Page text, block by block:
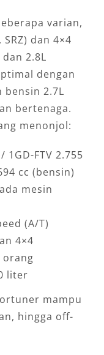
varian,
dan 4×4
dan 2.8L
dengan
bensin 2.7L
bertenaga.
menonjol:
1GD-FTV 2.755
cc (bensin)
mesin
(A/T)
4×4
orang
liter
mampu
hingga off-